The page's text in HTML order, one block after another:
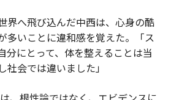
界へ飛び込んだ中西は、心身の酷
多いことに違和感を覚えた。「ス
分にとって、体を整えることは当
社会では違いました」